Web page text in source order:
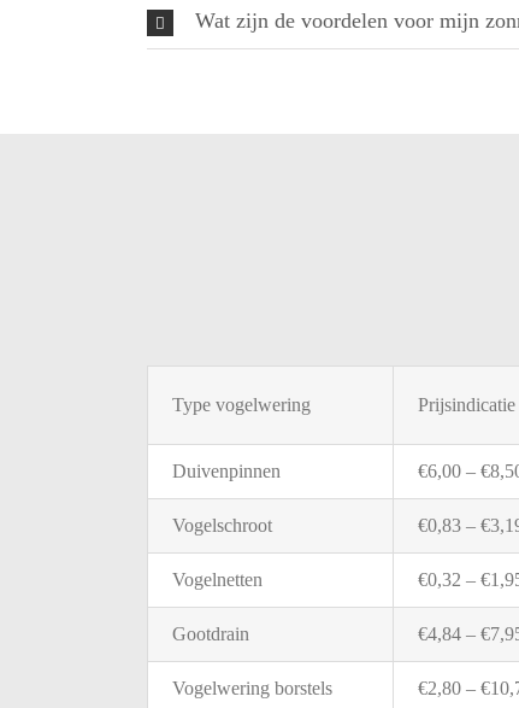
Wat zijn de voordelen voor mijn
Type vogelwering Prijsindicatie
Duivenpinnen €6,00 – €
Vogelschroot €0,83 – €
Vogelnetten €0,32 – €
Gootdrain €4,84 – €
Vogelwering borstels €2,80 – €